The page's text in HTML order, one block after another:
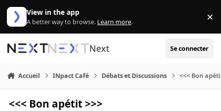
Aller au contenu
View in the app
A better way to browse. Learn more. ×
Next Se connecter
Accueil INpact Café Débats et Discussions <<< Bon
<<< Bon apétit >>>